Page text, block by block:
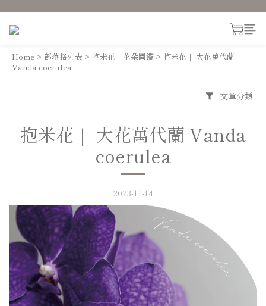
Home > 部落格列表 > 抱米花｜花朵圖鑑 > 抱米花｜ 大花萬代蘭
Vanda coerulea
文章分類
抱米花｜ 大花萬代蘭 Vanda
coerulea
2023-11-14